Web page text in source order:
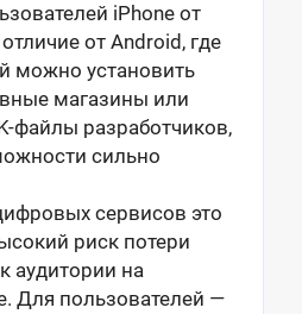
iPhone от
от Android, где
можно установить
магазины или
файлы разработчиков,
сильно
сервисов это
риск потери
аудитории на
Для пользователей —